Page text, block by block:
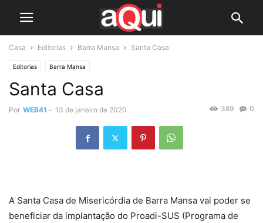
Casa Editorias Barra Mansa Santa Casa
Editorias Barra Mansa
Santa Casa
Por WEB41 - 13 de janeiro de 2020 0
389
A Santa Casa de Misericórdia de Barra Mansa vai poder se
beneficiar da implantação do Proadi-SUS (Programa de